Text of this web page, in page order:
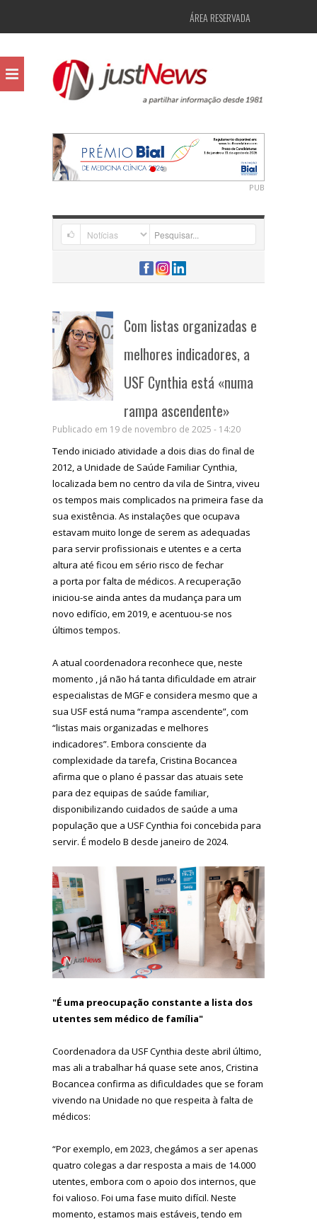
ÁREA RESERVADA
PUB
Com listas organizadas e
melhores indicadores, a
USF Cynthia está «numa
rampa ascendente»
Publicado em 19 de novembro de 2025 - 14:20
Tendo iniciado atividade a dois dias do final de
2012, a Unidade de Saúde Familiar Cynthia,
localizada bem no centro da vila de Sintra, viveu
os tempos mais complicados na primeira fase da
sua existência. As instalações que ocupava
estavam muito longe de serem as adequadas
para servir profissionais e utentes e a certa
altura até ficou em sério risco de fechar
a porta por falta de médicos. A recuperação
iniciou-se ainda antes da mudança para um
novo edifício, em 2019, e acentuou-se nos
últimos tempos.
A atual coordenadora reconhece que, neste
momento , já não há tanta dificuldade em atrair
especialistas de MGF e considera mesmo que a
sua USF está numa “rampa ascendente”, com
“listas mais organizadas e melhores
indicadores”. Embora consciente da
complexidade da tarefa, Cristina Bocancea
afirma que o plano é passar das atuais sete
para dez equipas de saúde familiar,
disponibilizando cuidados de saúde a uma
população que a USF Cynthia foi concebida para
servir. É modelo B desde janeiro de 2024.
"É uma preocupação constante a lista dos
utentes sem médico de família"
Coordenadora da USF Cynthia deste abril último,
mas ali a trabalhar há quase sete anos, Cristina
Bocancea confirma as dificuldades que se foram
vivendo na Unidade no que respeita à falta de
médicos:
“Por exemplo, em 2023, chegámos a ser apenas
quatro colegas a dar resposta a mais de 14.000
utentes, embora com o apoio dos internos, que
foi valioso. Foi uma fase muito difícil. Neste
momento, estamos mais estáveis, tendo em